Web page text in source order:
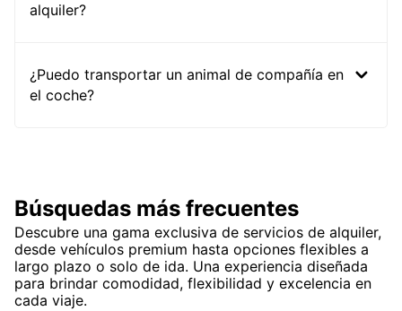
alquiler?
¿Puedo transportar un animal de compañía en
el coche?
Búsquedas más frecuentes
Descubre una gama exclusiva de servicios de alquiler,
desde vehículos premium hasta opciones flexibles a
largo plazo o solo de ida. Una experiencia diseñada
para brindar comodidad, flexibilidad y excelencia en
cada viaje.